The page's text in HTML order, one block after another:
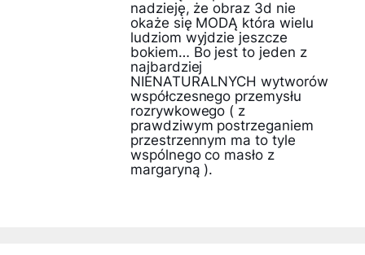
nadzieję, że obraz 3d nie
okaże się MODĄ która wielu
ludziom wyjdzie jeszcze
bokiem… Bo jest to jeden z
najbardziej
NIENATURALNYCH wytworów
współczesnego przemysłu
rozrywkowego ( z
prawdziwym postrzeganiem
przestrzennym ma to tyle
wspólnego co masło z
margaryną ).